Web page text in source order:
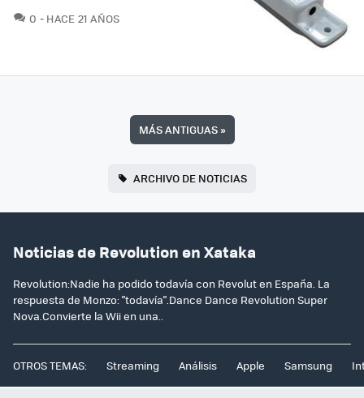
0 COMENTARIOS
HACE 21 AÑOS
MÁS ANTIGUAS»
ARCHIVO DE NOTICIAS
Noticias de Revolution en Xataka
Revolution:Nadie ha podido todavía con Revolut en España. La
respuesta de Monzo: "todavía".Dance Dance Revolution Super
Nova.Convierte la Wii en una..
OTROS TEMAS: Streaming Análisis Apple Samsung